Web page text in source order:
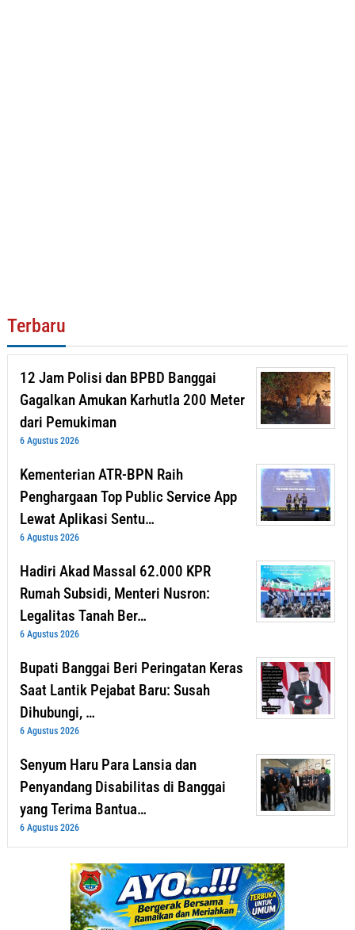
Terbaru
12 Jam Polisi dan BPBD Banggai
Gagalkan Amukan Karhutla 200 Meter
dari Pemukiman
6 Agustus 2026
Kementerian ATR-BPN Raih
Penghargaan Top Public Service App
Lewat Aplikasi Sentu…
6 Agustus 2026
Hadiri Akad Massal 62.000 KPR
Rumah Subsidi, Menteri Nusron:
Legalitas Tanah Ber…
6 Agustus 2026
Bupati Banggai Beri Peringatan Keras
Saat Lantik Pejabat Baru: Susah
Dihubungi, …
6 Agustus 2026
Senyum Haru Para Lansia dan
Penyandang Disabilitas di Banggai
yang Terima Bantua…
6 Agustus 2026